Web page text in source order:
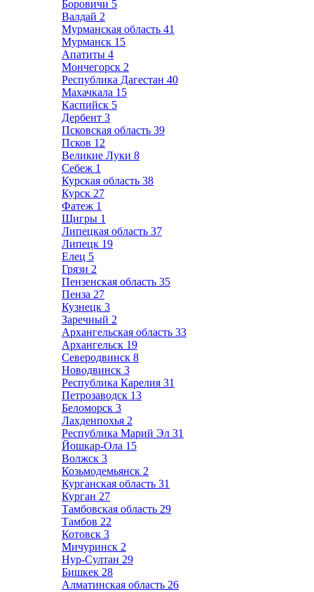
Боровичи 5
Валдай 2
Мурманская область 41
Мурманск 15
Апатиты 4
Мончегорск 2
Республика Дагестан 40
Махачкала 15
Каспийск 5
Дербент 3
Псковская область 39
Псков 12
Великие Луки 8
Себеж 1
Курская область 38
Курск 27
Фатеж 1
Щигры 1
Липецкая область 37
Липецк 19
Елец 5
Грязи 2
Пензенская область 35
Пенза 27
Кузнецк 3
Заречный 2
Архангельская область 33
Архангельск 19
Северодвинск 8
Новодвинск 3
Республика Карелия 31
Петрозаводск 13
Беломорск 3
Лахденпохья 2
Республика Марий Эл 31
Йошкар-Ола 15
Волжск 3
Козьмодемьянск 2
Курганская область 31
Курган 27
Тамбовская область 29
Тамбов 22
Котовск 3
Мичуринск 2
Нур-Султан 29
Бишкек 28
Алматинская область 26